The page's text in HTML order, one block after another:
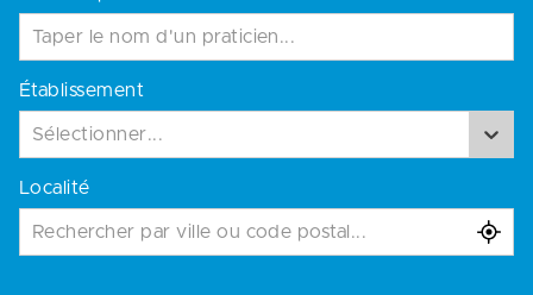
Établissement
Sélectionner...
Localité
Rechercher par ville ou code postal...